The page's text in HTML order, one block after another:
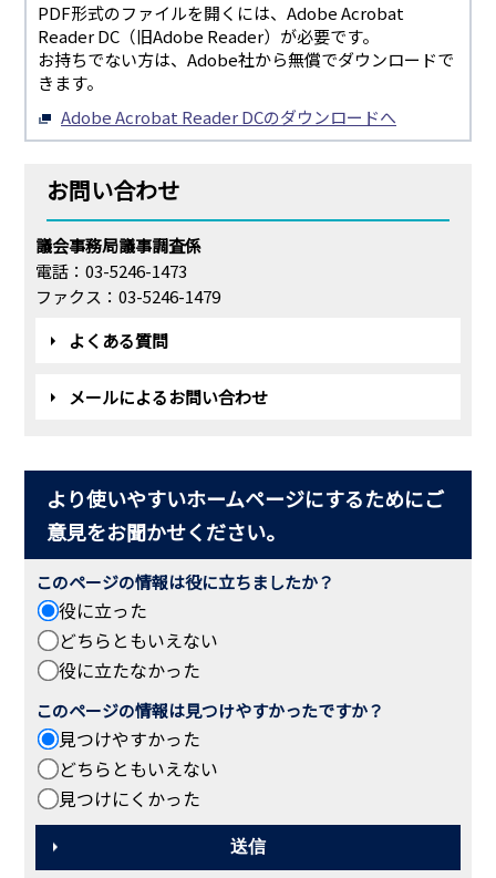
PDF形式のファイルを開くには、Adobe Acrobat
Reader DC（旧Adobe Reader）が必要です。
お持ちでない方は、Adobe社から無償でダウンロードで
きます。
Adobe Acrobat Reader DCのダウンロードへ
お問い合わせ
議会事務局議事調査係
電話：03-5246-1473
ファクス：03-5246-1479
よくある質問
メールによるお問い合わせ
より使いやすいホームページにするためにご
意見をお聞かせください。
このページの情報は役に立ちましたか？
役に立った
どちらともいえない
役に立たなかった
このページの情報は見つけやすかったですか？
見つけやすかった
どちらともいえない
見つけにくかった